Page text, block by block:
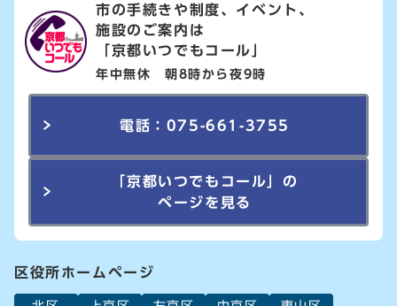
市の手続きや制度、イベント、
施設のご案内は
「京都いつでもコール」
年中無休 朝8時から夜9時
電話：075-661-3755
「京都いつでもコール」の
ページを見る
区役所ホームページ